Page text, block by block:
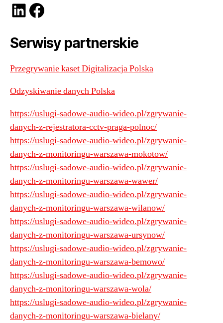
LinkedIn
Facebook
Serwisy partnerskie
Przegrywanie kaset Digitalizacja Polska
Odzyskiwanie danych Polska
https://uslugi-sadowe-audio-wideo.pl/zgrywanie-
danych-z-rejestratora-cctv-praga-polnoc/
https://uslugi-sadowe-audio-wideo.pl/zgrywanie-
danych-z-monitoringu-warszawa-mokotow/
https://uslugi-sadowe-audio-wideo.pl/zgrywanie-
danych-z-monitoringu-warszawa-wawer/
https://uslugi-sadowe-audio-wideo.pl/zgrywanie-
danych-z-monitoringu-warszawa-wilanow/
https://uslugi-sadowe-audio-wideo.pl/zgrywanie-
danych-z-monitoringu-warszawa-ursynow/
https://uslugi-sadowe-audio-wideo.pl/zgrywanie-
danych-z-monitoringu-warszawa-bemowo/
https://uslugi-sadowe-audio-wideo.pl/zgrywanie-
danych-z-monitoringu-warszawa-wola/
https://uslugi-sadowe-audio-wideo.pl/zgrywanie-
danych-z-monitoringu-warszawa-bielany/